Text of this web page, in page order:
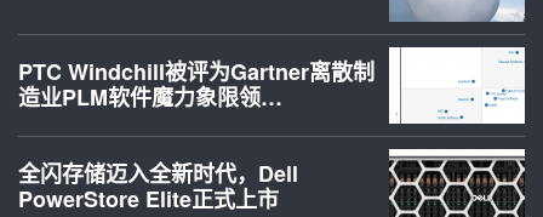
PTC Windchill被评为Gartner离散制
造业PLM软件魔力象限领…
全闪存储迈入全新时代，Dell
PowerStore Elite正式上市